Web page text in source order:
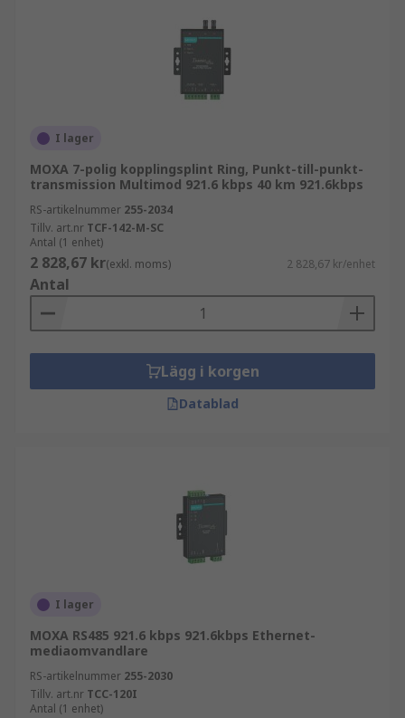
I lager
MOXA 7-polig kopplingsplint Ring, Punkt-till-punkt-
transmission Multimod 921.6 kbps 40 km 921.6kbps
RS-artikelnummer 255-2034
Tillv. art.nr TCF-142-M-SC
Antal (1 enhet)
2 828,67 kr(exkl. moms) 2 828,67 kr/enhet
Antal
Lägg i korgen
Datablad
I lager
MOXA RS485 921.6 kbps 921.6kbps Ethernet-
mediaomvandlare
RS-artikelnummer 255-2030
Tillv. art.nr TCC-120I
Antal (1 enhet)